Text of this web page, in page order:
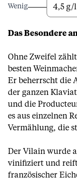
Wenig 4,5 g/l
Das Besondere
Ohne Zweifel
besten
Er beherrscht die
der ganzen
und die
es aus einzelnen
Vermählung, die
Der Vilain wurde
vinifiziert und
französischer